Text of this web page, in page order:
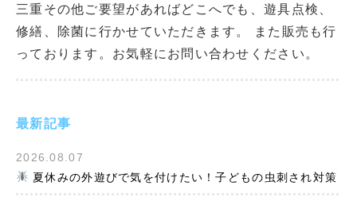
最新記事
2026.08.07
夏休みの外遊びで気を付けたい！子どもの虫刺され対策
三重その他ご要望があればどこへでも、遊具点検、
修繕、除菌に行かせていただきます。 また販売も行
っております。お気軽にお問い合わせください。